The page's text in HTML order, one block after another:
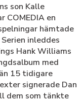
son Kalle
COMEDIA en
hämtade
inleddes
Hank Williams
med
15 tidigare
signerade Dan
dem som tänkte